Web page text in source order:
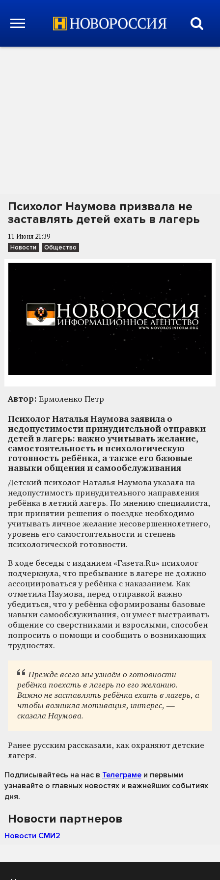
Психолог Наумова призвала не
заставлять детей ехать в лагерь
11 Июня 21:39
Новости Общество
Автор: Ермоленко Петр
Психолог Наталья Наумова заявила о
недопустимости принудительной отправки
детей в лагерь: важно учитывать желание,
самостоятельность и психологическую
готовность ребёнка, а также его базовые
навыки общения и самообслуживания
Детский психолог Наталья Наумова указала на
недопустимость принудительного направления
ребёнка в летний лагерь. По мнению специалиста,
при принятии решения о поездке необходимо
учитывать личное желание несовершеннолетнего,
уровень его самостоятельности и степень
психологической готовности.
В ходе беседы с изданием «Газета.Ru» психолог
подчеркнула, что пребывание в лагере не должно
ассоциироваться у ребёнка с наказанием. Как
отметила Наумова, перед отправкой важно
убедиться, что у ребёнка сформированы базовые
навыки самообслуживания, он умеет выстраивать
общение со сверстниками и взрослыми, способен
попросить о помощи и сообщить о возникающих
трудностях.
Прежде всего мы узнаём о готовности
ребёнка поехать в лагерь по его желанию.
Важно не заставлять ребёнка ехать в лагерь, а
чтобы возникла мотивация, интерес, —
сказала Наумова.
Ранее русским рассказали, как охраняют детские
лагеря.
Подписывайтесь на нас в Телеграме и первыми
узнавайте о главных новостях и важнейших событиях
дня.
Новости партнеров
Новости СМИ2